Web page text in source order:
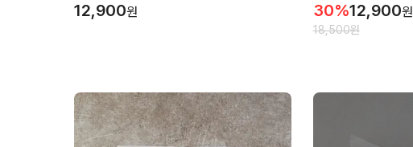
12,900원 30%12,900원
18,500원